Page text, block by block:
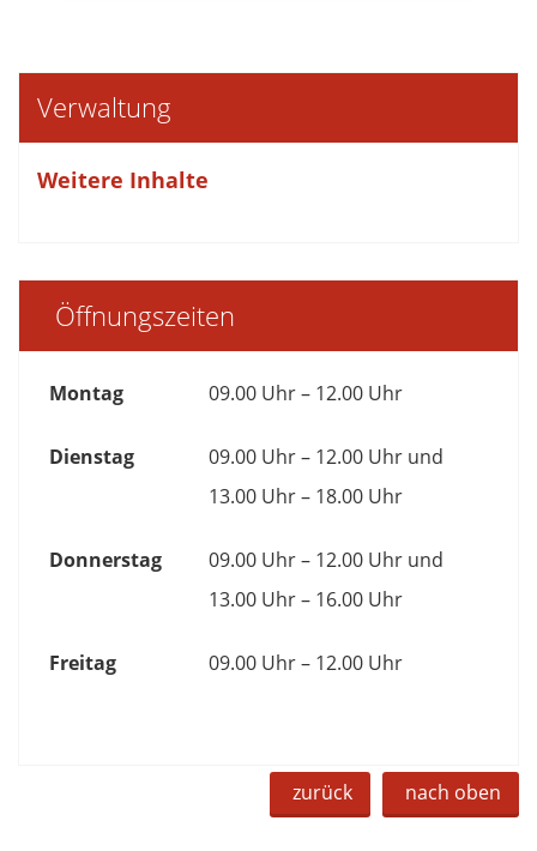
Verwaltung
Weitere Inhalte
Öffnungszeiten
Montag 09.00 Uhr – 12.00 Uhr
Dienstag
09.00 Uhr – 12.00 Uhr und
13.00 Uhr – 18.00 Uhr
Donnerstag
09.00 Uhr – 12.00 Uhr und
13.00 Uhr – 16.00 Uhr
Freitag 09.00 Uhr – 12.00 Uhr
zurück nach oben